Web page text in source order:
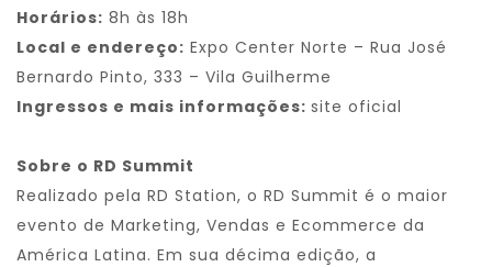
Horários: 8h às 18h
Local e endereço: Expo Center Norte – Rua José
Bernardo Pinto, 333 – Vila Guilherme
Ingressos e mais informações: site oficial
Sobre o RD Summit
Realizado pela RD Station, o RD Summit é o maior
evento de Marketing, Vendas e Ecommerce da
América Latina. Em sua décima edição, a